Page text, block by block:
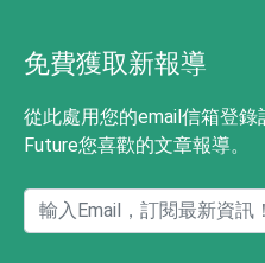
免費獲取新報導
從此處用您的email信箱登
Future您喜歡的文章報導。